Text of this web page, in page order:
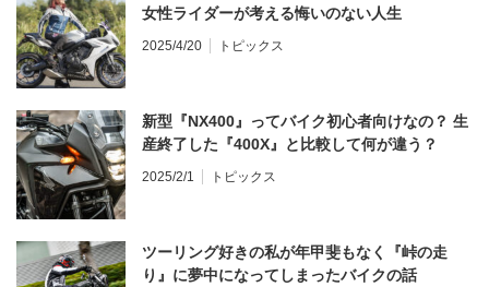
女性ライダーが考える悔いのない人生
2025/4/20 トピックス
新型『NX400』ってバイク初心者向けなの？ 生
産終了した『400X』と比較して何が違う？
2025/2/1 トピックス
ツーリング好きの私が年甲斐もなく『峠の走
り』に夢中になってしまったバイクの話